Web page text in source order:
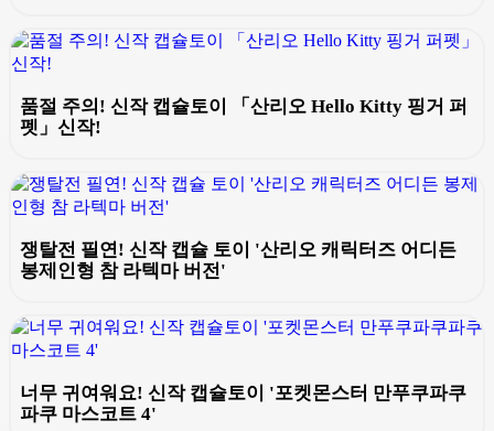
품절 주의! 신작 캡슐토이 「산리오 Hello Kitty 핑거 퍼
펫」신작!
쟁탈전 필연! 신작 캡슐 토이 '산리오 캐릭터즈 어디든
봉제인형 참 라텍마 버전'
너무 귀여워요! 신작 캡슐토이 '포켓몬스터 만푸쿠파쿠
파쿠 마스코트 4'